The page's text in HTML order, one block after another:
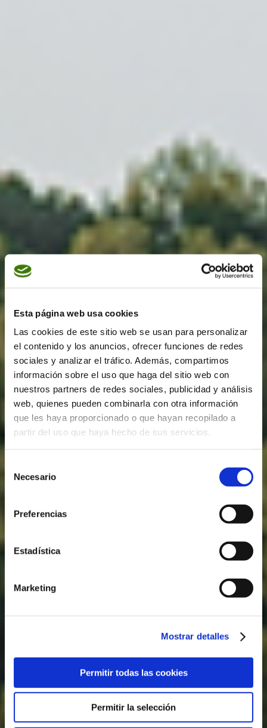
Esta página web usa cookies
Las cookies de este sitio web se usan para personalizar
el contenido y los anuncios, ofrecer funciones de redes
sociales y analizar el tráfico. Además, compartimos
información sobre el uso que haga del sitio web con
nuestros partners de redes sociales, publicidad y análisis
web, quienes pueden combinarla con otra información
que les haya proporcionado o que hayan recopilado a
partir del uso que haya hecho de sus servicios.
Necesario
Preferencias
Estadística
Marketing
Mostrar detalles
Permitir todas las cookies
Permitir la selección